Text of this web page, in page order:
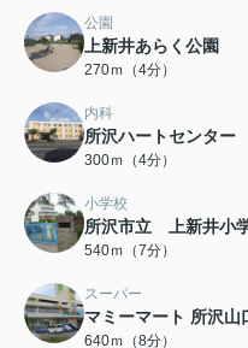
公園
上新井あらく公園
270ｍ（4分）
内科
所沢ハートセンター
300ｍ（4分）
小学校
所沢市立 上新井小
540ｍ（7分）
スーパー
マミーマート 所沢山
640ｍ（8分）